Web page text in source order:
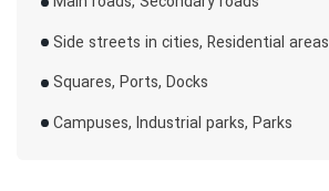
Side streets in cities, Residential areas
Squares, Ports, Docks
Campuses, Industrial parks, Parks